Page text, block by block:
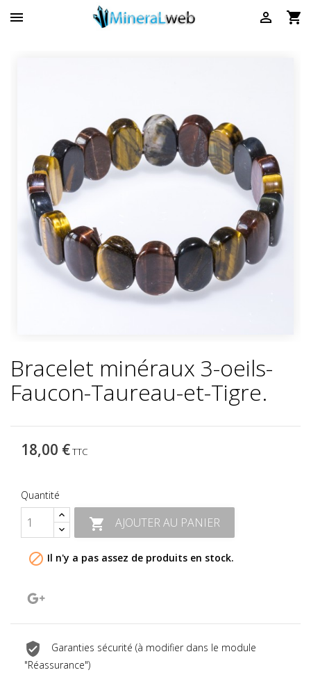
 

Bracelet minéraux 3-oeils-
Faucon-Taureau-et-Tigre.
18,00 €TTC
Quantité
 AJOUTER AU PANIER
 Il n'y a pas assez de produits en stock.
Garanties sécurité (à modifier dans le module
"Réassurance")